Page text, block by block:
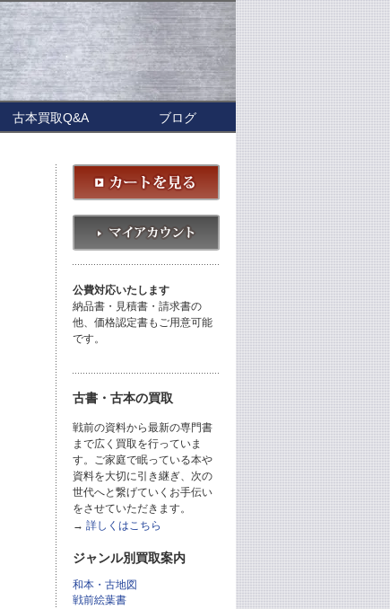
古本買取Q&A ブログ
公費対応いたします
納品書・見積書・請求書の
他、価格認定書もご用意可能
です。
古書・古本の買取
戦前の資料から最新の専門書
まで広く買取を行っていま
す。ご家庭で眠っている本や
資料を大切に引き継ぎ、次の
世代へと繋げていくお手伝い
をさせていただきます。
→ 詳しくはこちら
ジャンル別買取案内
和本・古地図
戦前絵葉書